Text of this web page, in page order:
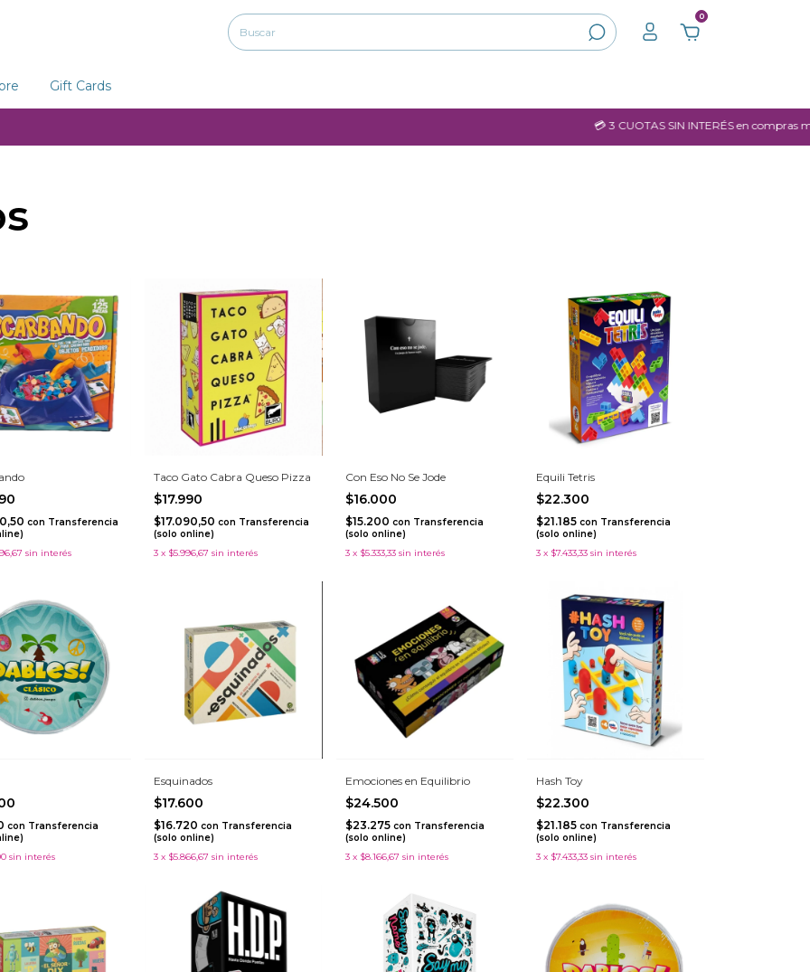
0
Gift Cards
💳 3 CUOTAS SIN INTERÉS en compras mayores a
con Transferencia
sin interés
Taco Gato Cabra Queso Pizza
$17.990
$17.090,50con Transferencia
(solo online)
3 x $5.996,67 sin interés
Con Eso No Se Jode
$16.000
$15.200 con Transferencia
(solo online)
3 x $5.333,33 sin interés
Equili Tetris
$22.300
$21.185 con Transferencia
(solo online)
3 x $7.433,33 sin interés
con Transferencia
sin interés
Esquinados
$17.600
$16.720con Transferencia
(solo online)
3 x $5.866,67 sin interés
Emociones en Equilibrio
$24.500
$23.275 con Transferencia
(solo online)
3 x $8.166,67 sin interés
Hash Toy
$22.300
$21.185 con Transferencia
(solo online)
3 x $7.433,33 sin interés